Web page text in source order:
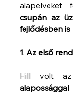
alapelveket
csupán az
fejlődésben
1. Az első
Hill volt